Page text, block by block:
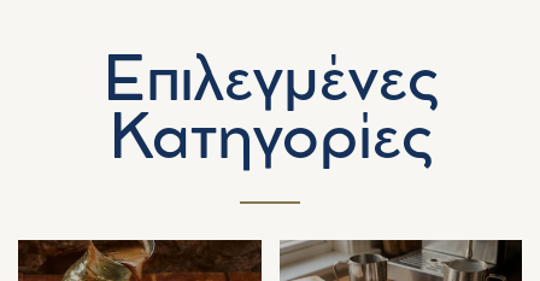
Επιλεγμένες
Κατηγορίες